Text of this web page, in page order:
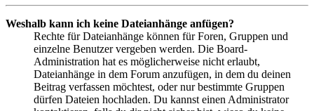
Weshalb kann ich keine Dateianhänge anfügen?
Rechte für Dateianhänge können für Foren, Gruppen und
einzelne Benutzer vergeben werden. Die Board-
Administration hat es möglicherweise nicht erlaubt,
Dateianhänge in dem Forum anzufügen, in dem du deinen
Beitrag verfassen möchtest, oder nur bestimmte Gruppen
dürfen Dateien hochladen. Du kannst einen Administrator